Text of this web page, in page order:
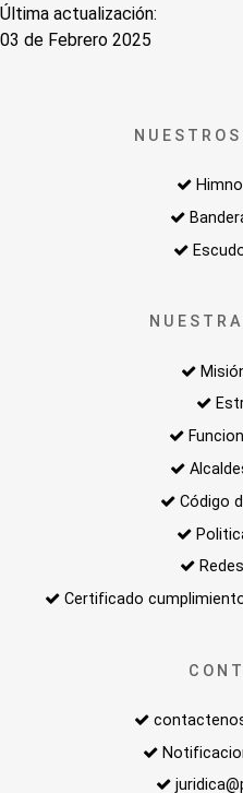
Última actualización:
03 de Febrero 2025
Código
Certificado